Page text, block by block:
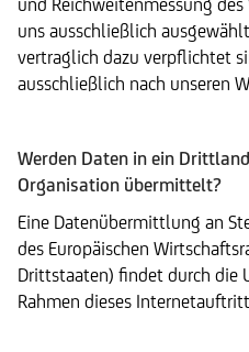
und Reichweitenmessung
uns ausschließlich
vertraglich dazu verpflichtet
ausschließlich nach unseren
Werden Daten in ein
Organisation übermittelt?
Eine Datenübermittlung an
des Europäischen
Drittstaaten) findet durch die
Rahmen dieses